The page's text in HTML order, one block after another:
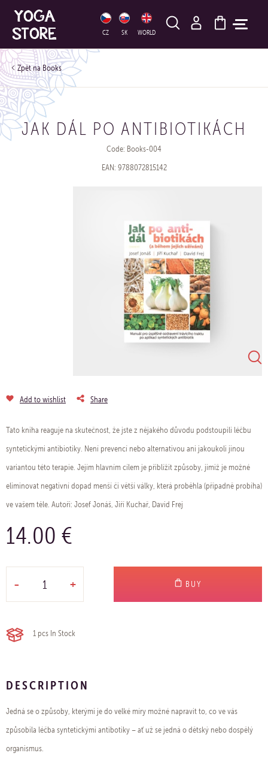
CZ SK WORLD
HLEDAT
Books
JAK DÁL PO ANTIBIOTIKÁCH
Code: Books-004
EAN: 9788072815142
Add to wishlist Share
Tato kniha reaguje na skutečnost, že jste z nějakého důvodu podstoupili léčbu
syntetickými antibiotiky. Není prevencí nebo alternativou ani jakoukoli jinou
variantou této terapie. Jejím hlavním cílem je přiblížit způsoby, jimiž je možné
eliminovat negativní dopad menší či větší války, která proběhla (případně probíha)
ve vašem těle. Autoři: Josef Jonáš, Jiří Kuchař, David Frej
14.00 €
- + BUY
1 pcs In Stock
DESCRIPTION
Jedná se o způsoby, kterými je do velké míry možné napravit to, co ve vás
způsobila léčba syntetickými antibotiky – ať už se jedná o dětský nebo dospělý
organismus.